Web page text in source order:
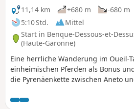
11,14 km
+680 m
-680 m
5:10 Std.
Mittel
Start in Benque-Dessous-et-
(Haute-Garonne)
Eine herrliche Wanderung im Oueil-
einheimischen Pferden als Bonus
die Pyrenäenkette zwischen Aneto